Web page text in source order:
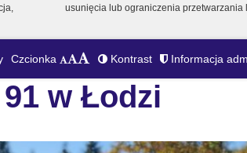
usunięcia lub ograniczenia przetwarzania
Czcionka Kontrast Informacja
w Łodzi